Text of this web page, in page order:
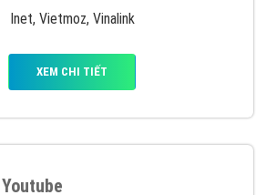
Inet, Vietmoz, Vinalink
XEM CHI TIẾT